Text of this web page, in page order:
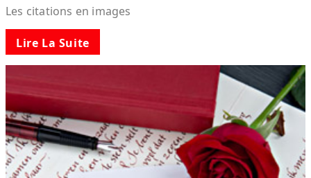
Les citations en images
Lire La Suite